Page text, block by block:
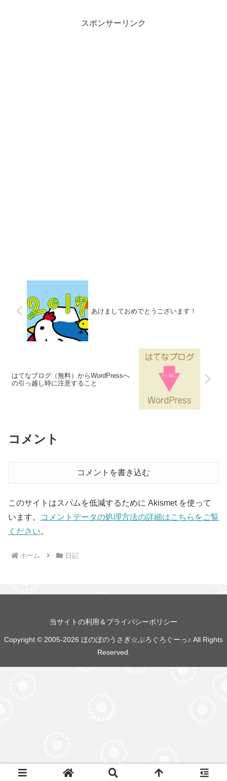
スポンサーリンク
あけましておめでとうございます！
はてなブログ（無料）からWordPressへ
の引っ越し時に注意すること
コメント
コメントを書き込む
このサイトはスパムを低減するために Akismet を使って
います。
コメントデータの処理方法の詳細はこちらをご覧
ください。
ホーム 日記
当サイトの利用＆プライバシーポリシー
Copyright © 2005-2026 ほのぼのうさぎ☆ぶろぐろぐーっ♪ All Rights
Reserved.